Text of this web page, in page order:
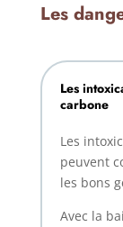
Les
Les
carbone
Les
peuvent
les bons
Avec la